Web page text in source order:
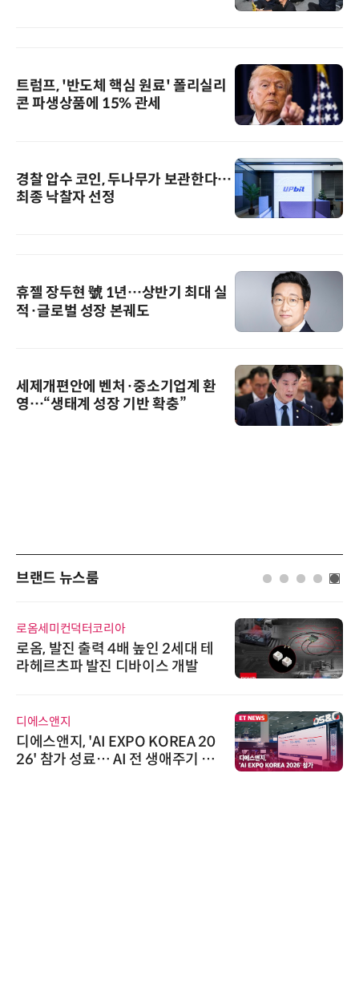
트럼프, '반도체 핵심 원료' 폴리실리
콘 파생상품에 15% 관세
경찰 압수 코인, 두나무가 보관한다…
최종 낙찰자 선정
휴젤 장두현 號 1년…상반기 최대 실
적·글로벌 성장 본궤도
세제개편안에 벤처·중소기업계 환
영…“생태계 성장 기반 확충”
브랜드 뉴스룸
로옴세미컨덕터코리아
로옴, 발진 출력 4배 높인 2세대 테
라헤르츠파 발진 디바이스 개발
디에스앤지
디에스앤지, 'AI EXPO KOREA 20
26' 참가 성료… AI 전 생애주기 아